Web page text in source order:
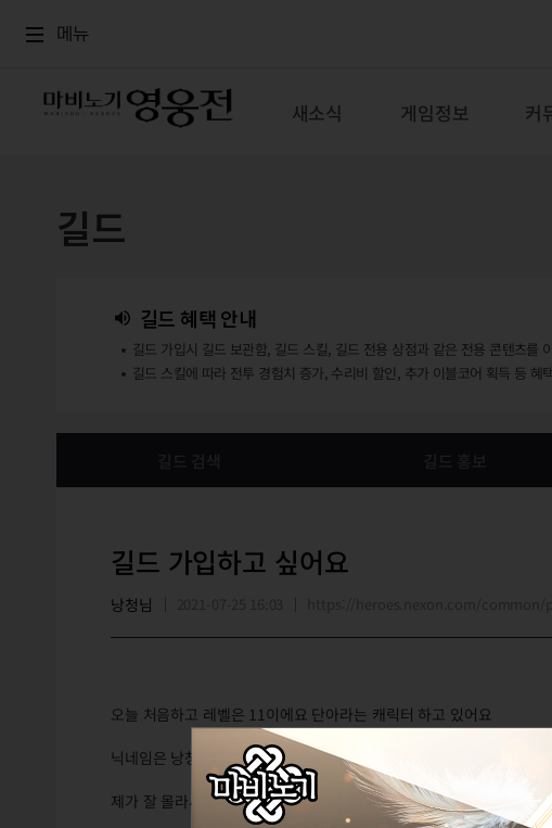
메뉴
새소식 게임정보 커
길드
길드 혜택 안내
길드 가입시 길드 보관함, 길드 스킬, 길드 전용 상점과 같은 전용 콘텐츠를
길드 스킬에 따라 전투 경험치 증가, 수리비 할인, 추가 이블코어 획득 등 혜
길드 가입하고 싶어요
낭청님
오늘 처음하고 레벨은 11이에요 단아라는 캐릭터 하고 있어요
닉네임은 낭청님 입니다
제가 잘 몰라서 여기까지 적으면 될까 모르겠네요 감사합니다